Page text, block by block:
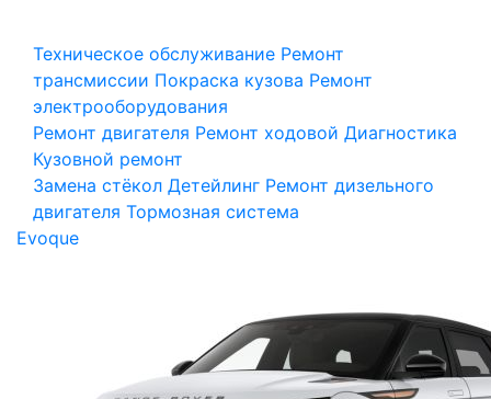
Техническое обслуживание Ремонт
трансмиссии Покраска кузова Ремонт
электрооборудования
Ремонт двигателя Ремонт ходовой Диагностика
Кузовной ремонт
Замена стёкол Детейлинг Ремонт дизельного
двигателя Тормозная система
Evoque